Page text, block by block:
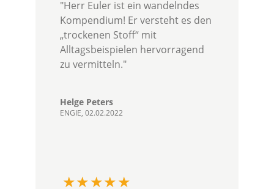
"Herr Euler ist ein wandelndes
Kompendium! Er versteht es den
„trockenen Stoff“ mit
Alltagsbeispielen hervorragend
zu vermitteln."
Helge Peters
ENGIE, 02.02.2022